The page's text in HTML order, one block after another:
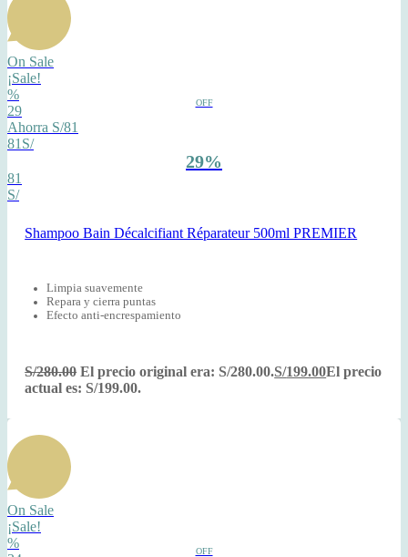
On Sale
¡Sale!
%
OFF
29
Ahorra S/81
81S/
29%
81
S/
Shampoo Bain Décalcifiant Réparateur 500ml PREMIER
Limpia suavemente
Repara y cierra puntas
Efecto anti-encrespamiento
S/280.00 El precio original era: S/280.00.S/199.00El precio
actual es: S/199.00.
On Sale
¡Sale!
%
OFF